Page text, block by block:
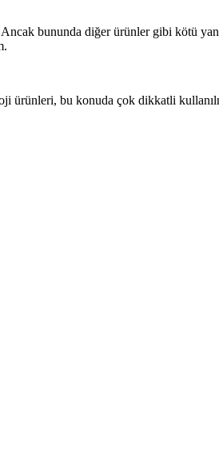
bununda diğer ürünler gibi kötü
bu konuda çok dikkatli